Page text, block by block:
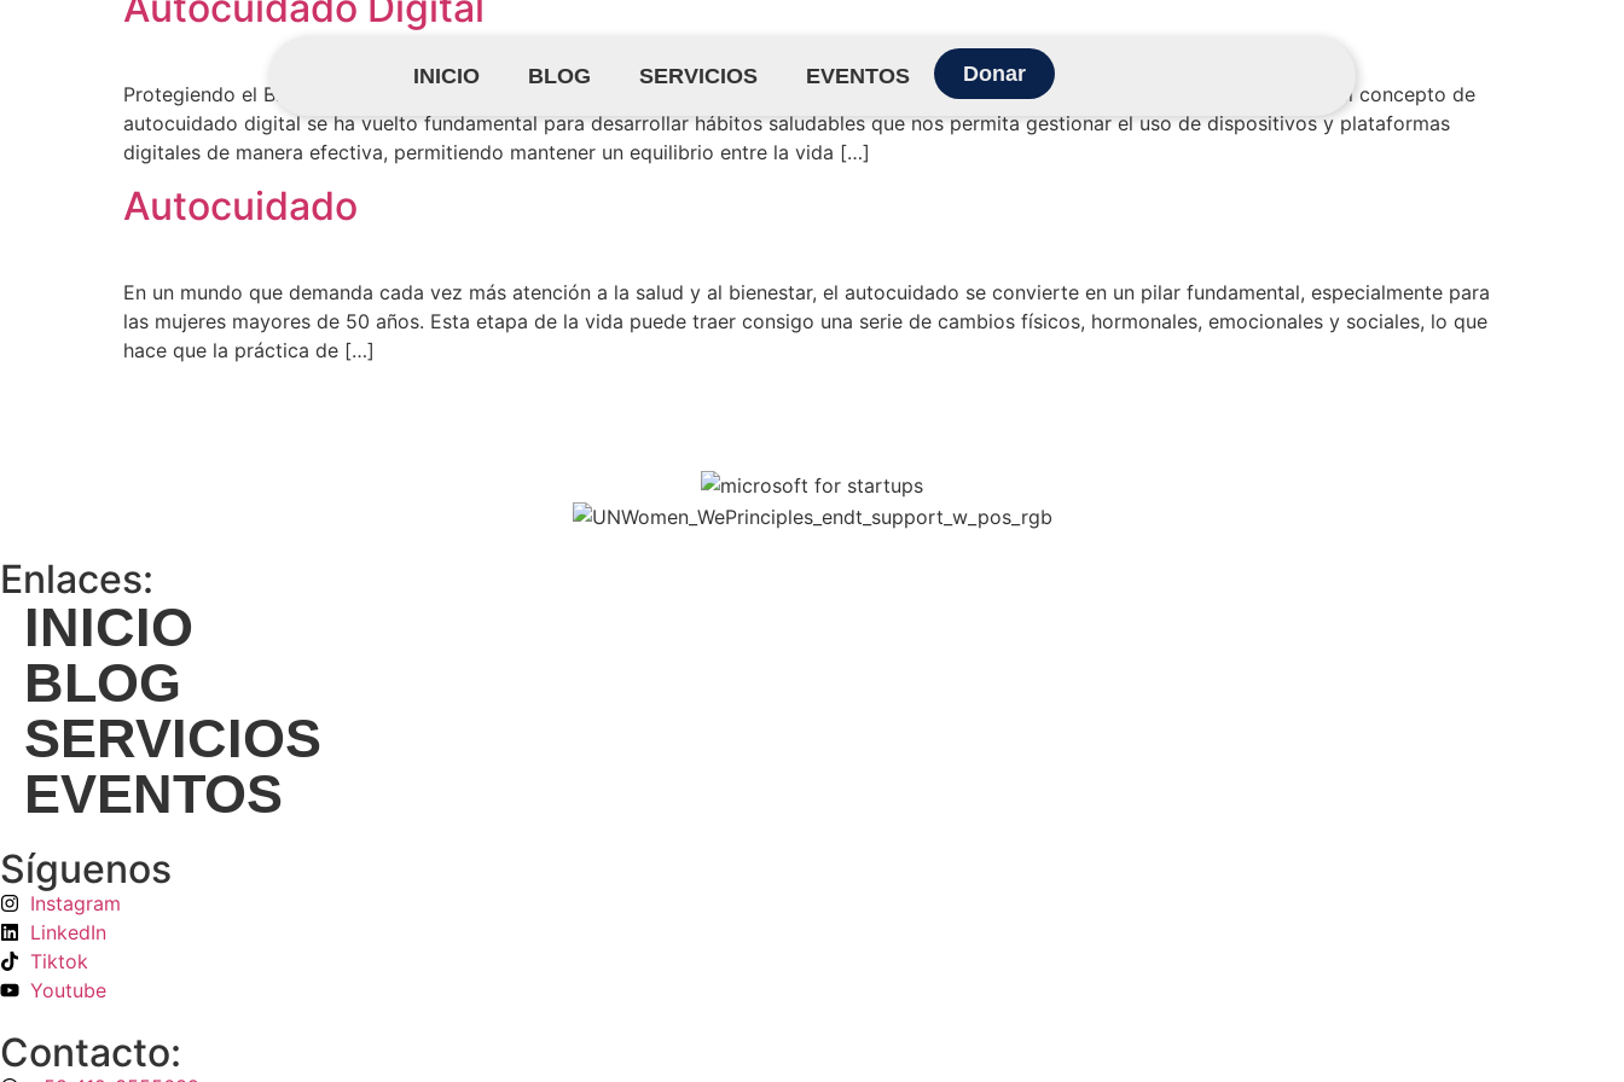
INICIO BLOG SERVICIOS EVENTOS Donar
Protegiendo el Bienestar en la Era Tecnológica En la era digital actual, donde la tecnología permea cada aspecto de nuestras vidas, el concepto de
autocuidado digital se ha vuelto fundamental para desarrollar hábitos saludables que nos permita gestionar el uso de dispositivos y plataformas
digitales de manera efectiva, permitiendo mantener un equilibrio entre la vida […]
Autocuidado
En un mundo que demanda cada vez más atención a la salud y al bienestar, el autocuidado se convierte en un pilar fundamental, especialmente para
las mujeres mayores de 50 años. Esta etapa de la vida puede traer consigo una serie de cambios físicos, hormonales, emocionales y sociales, lo que
hace que la práctica de […]
Enlaces:
INICIO
BLOG
SERVICIOS
EVENTOS
Síguenos
Instagram
LinkedIn
Tiktok
Youtube
Contacto: